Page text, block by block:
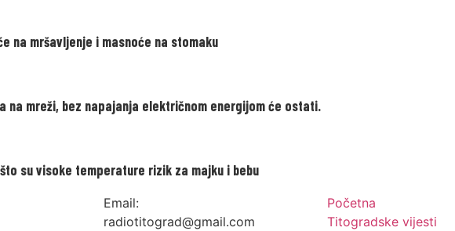
na mršavljenje i masnoće na stomaku
na mreži, bez napajanja električnom energijom će ostati.
su visoke temperature rizik za majku i bebu
Email:
radiotitograd@gmail.com
Početna
Titogradske vijesti